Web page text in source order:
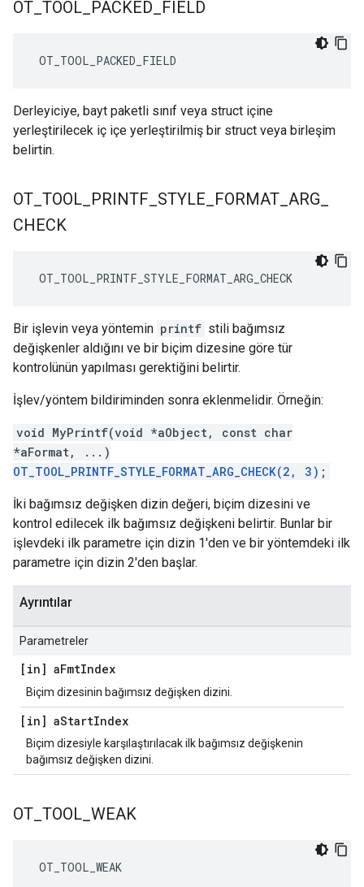
OT TOOL PACKED FIELD
OT_TOOL_PACKED_FIELD
Derleyiciye, bayt paketli sınıf veya struct içine
yerleştirilecek iç içe yerleştirilmiş bir struct veya birleşim
belirtin.
OT TOOL PRINTF STYLE FORMAT ARG
CHECK
OT_TOOL_PRINTF_STYLE_FORMAT_ARG_CHECK
Bir işlevin veya yöntemin printf stili bağımsız
değişkenler aldığını ve bir biçim dizesine göre tür
kontrolünün yapılması gerektiğini belirtir.
İşlev/yöntem bildiriminden sonra eklenmelidir. Örneğin:
void MyPrintf(void *aObject, const char
*aFormat, ...)
OT_TOOL_PRINTF_STYLE_FORMAT_ARG_CHECK(2, 3) ;
İki bağımsız değişken dizin değeri, biçim dizesini ve
kontrol edilecek ilk bağımsız değişkeni belirtir. Bunlar bir
işlevdeki ilk parametre için dizin 1'den ve bir yöntemdeki ilk
parametre için dizin 2'den başlar.
Ayrıntılar
Parametreler
[in] aFmtIndex
Biçim dizesinin bağımsız değişken dizini.
[in] aStartIndex
Biçim dizesiyle karşılaştırılacak ilk bağımsız değişkenin
bağımsız değişken dizini.
OT TOOL WEAK
OT_TOOL_WEAK